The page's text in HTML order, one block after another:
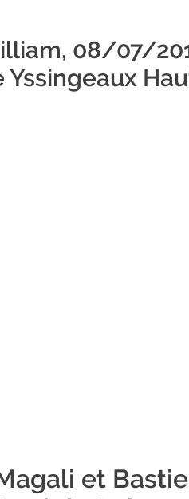
08/07/
Yssingeaux
et